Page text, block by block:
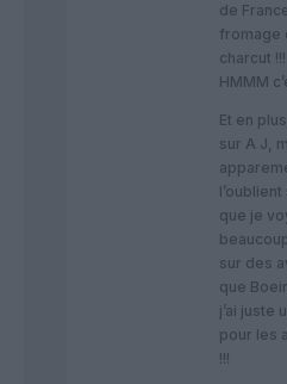
de
fromage
charcut !!!
HMMM
Et en
sur A J,
que je
sur des
que
j’ai juste
pour les
!!!